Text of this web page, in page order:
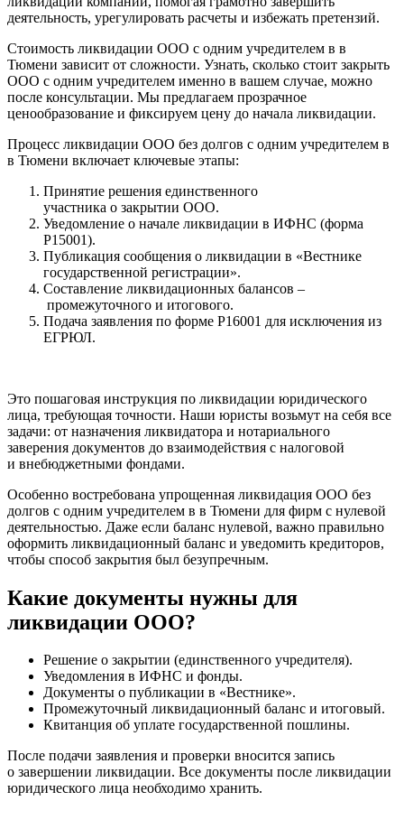
деятельность, урегулировать расчеты и избежать претензий.
Стоимость ликвидации ООО с одним учредителем в в
Тюмени зависит от сложности. Узнать, сколько стоит закрыть
ООО с одним учредителем именно в вашем случае, можно
после консультации. Мы предлагаем прозрачное
ценообразование и фиксируем цену до начала ликвидации.
Процесс ликвидации ООО без долгов с одним учредителем в
в Тюмени включает ключевые этапы:
Принятие решения единственного
участника о закрытии ООО.
Уведомление о начале ликвидации в ИФНС (форма
Р15001).
Публикация сообщения о ликвидации в «Вестнике
государственной регистрации».
Составление ликвидационных балансов –
промежуточного и итогового.
Подача заявления по форме Р16001 для исключения из
ЕГРЮЛ.
Это пошаговая инструкция по ликвидации юридического
лица, требующая точности. Наши юристы возьмут на себя все
задачи: от назначения ликвидатора и нотариального
заверения документов до взаимодействия с налоговой
и внебюджетными фондами.
Особенно востребована упрощенная ликвидация ООО без
долгов с одним учредителем в в Тюмени для фирм с нулевой
деятельностью. Даже если баланс нулевой, важно правильно
оформить ликвидационный баланс и уведомить кредиторов,
чтобы способ закрытия был безупречным.
Какие документы нужны для
ликвидации ООО?
Решение о закрытии (единственного учредителя).
Уведомления в ИФНС и фонды.
Документы о публикации в «Вестнике».
Промежуточный ликвидационный баланс и итоговый.
Квитанция об уплате государственной пошлины.
После подачи заявления и проверки вносится запись
о завершении ликвидации. Все документы после ликвидации
юридического лица необходимо хранить.